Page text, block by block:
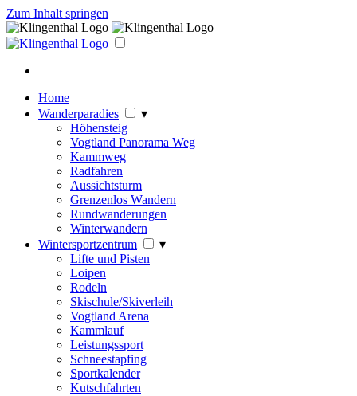
Zum Inhalt springen
Home
Wanderparadies
▾
Höhensteig
Vogtland Panorama Weg
Kammweg
Radfahren
Aussichtsturm
Grenzenlos Wandern
Rundwanderungen
Winterwandern
Wintersportzentrum
▾
Lifte und Pisten
Loipen
Rodeln
Skischule/Skiverleih
Vogtland Arena
Kammlauf
Leistungssport
Schneestapfing
Sportkalender
Kutschfahrten